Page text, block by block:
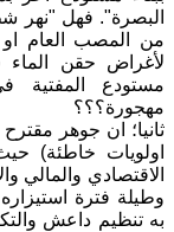
البصرة". فهل
من المصب العام او
لأغراض حقن الماء
مستودع المفتية
مهجورة؟؟؟
ثانيا؛ ان جوهر مقترح
اولويات خاطئة)
الاقتصادي والمالي
وطيلة فترة
به تنظيم داعش